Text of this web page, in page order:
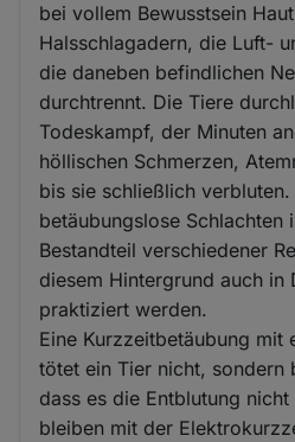
bei vollem Bewusstsein
Halsschlagadern, die Luft-
die daneben befindlichen
durchtrennt. Die Tiere
Todeskampf, der Minuten
höllischen Schmerzen,
bis sie schließlich verbluten.
betäubungslose Schlachten
Bestandteil verschiedener
diesem Hintergrund auch in
praktiziert werden.
Eine Kurzzeitbetäubung mit
tötet ein Tier nicht, sondern
dass es die Entblutung
bleiben mit der